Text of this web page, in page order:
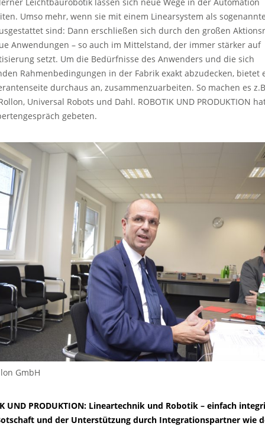
Umso mehr, wenn sie mit einem Linearsystem als
sind: Dann erschließen sich durch den großen
Anwendungen – so auch im Mittelstand, der immer stärker auf
setzt. Um die Bedürfnisse des Anwenders und die sich
Rahmenbedingungen in der Fabrik exakt abzudecken, bietet
durchaus an, zusammenzuarbeiten. So machen es
Universal Robots und Dahl. ROBOTIK UND PRODUKTION
gebeten.
GmbH
UND PRODUKTION: Lineartechnik und Robotik – einfach
und der Unterstützung durch Integrationspartner wie